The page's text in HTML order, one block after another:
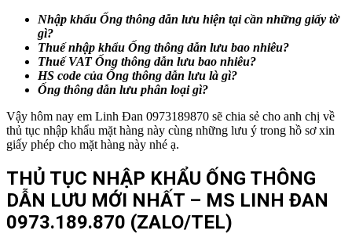
Nhập khẩu Ống thông dẫn lưu hiện tại cần những giấy tờ
gì?
Thuế nhập khẩu Ống thông dẫn lưu bao nhiêu?
Thuế VATỐng thông dẫn lưu bao nhiêu?
HS code của Ống thông dẫn lưu là gì?
Ống thông dẫn lưu phân loại gì?
Vậy hôm nay em Linh Đan 0973189870 sẽ chia sẻ cho anh chị về
thủ tục nhập khẩu mặt hàng này cùng những lưu ý trong hồ sơ xin
giấy phép cho mặt hàng này nhé ạ.
THỦ TỤC NHẬP KHẨU ỐNG THÔNG
DẪN LƯU MỚI NHẤT – MS LINH ĐAN
0973.189.870 (ZALO/TEL)